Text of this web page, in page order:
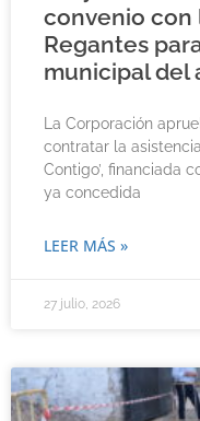
convenio con
Regantes
municipal del
La Corporación
contratar la
Contigo’, financiada
ya concedida
LEER MÁS »
27 julio, 2026